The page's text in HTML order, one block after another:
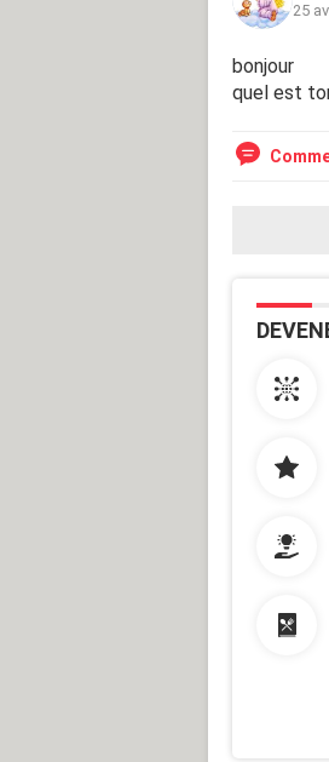
25
bonjour
quel est